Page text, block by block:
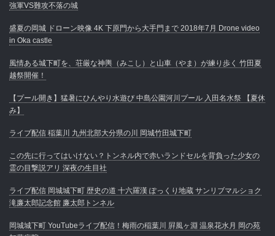
強軍VS難攻不落の城
盛夏の岡城 ドローン映像 4K 下原門から大手門まで 2018年7月 Drone video
in Oka castle
風情ある城下町を、荘厳な神輿（みこし）と山車（やま）が練り歩く 竹田夏
越祭開催！
【プール開き】猛暑にひんやり水遊び 中島公園河川プール 入田名水祭 【夏休
み】
ライブ配信 稲葉川 九州北部大分県の川 岡城竹田城下町
この先に行ってはいけない？トンネル内で赤いランドセルを背負った少女の
霊の目撃説アリ 深夜の生目社
ライブ配信 岡城城下町 歴史の道 十六羅漢 ぽっくり地蔵 サンリブマルショク
滝廉太郎記念館 廉太郎トンネル
岡城城下町 YouTubeライブ配信！梅雨の稲葉川 屛風ヶ淵 温泉花水月 岡の苑